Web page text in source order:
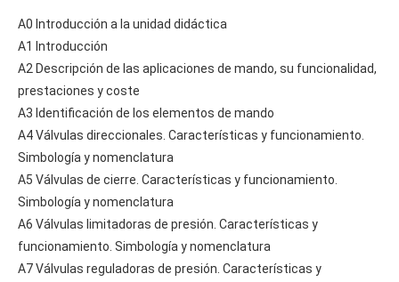
A0 Introducción a la unidad didáctica
A1 Introducción
A2 Descripción de las aplicaciones de mando, su funcionalidad,
prestaciones y coste
A3 Identificación de los elementos de mando
A4 Válvulas direccionales. Características y funcionamiento.
Simbología y nomenclatura
A5 Válvulas de cierre. Características y funcionamiento.
Simbología y nomenclatura
A6 Válvulas limitadoras de presión. Características y
funcionamiento. Simbología y nomenclatura
A7 Válvulas reguladoras de presión. Características y